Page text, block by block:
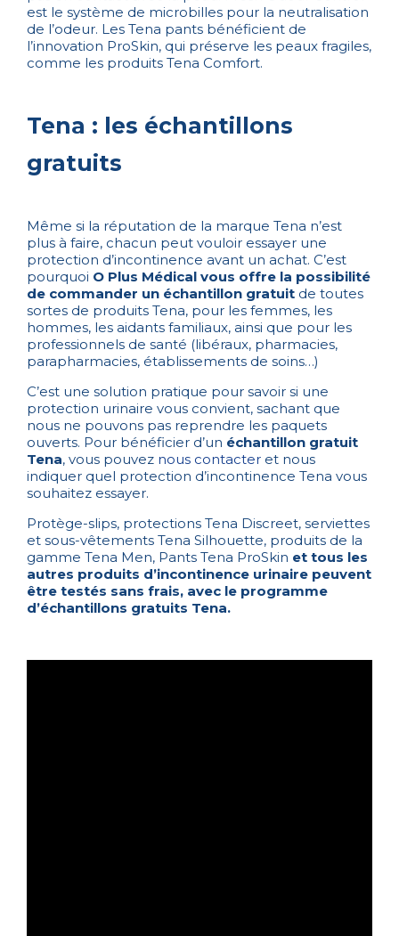
est le système de microbilles pour la neutralisation
de l’odeur. Les Tena pants bénéficient de
l’innovation ProSkin, qui préserve les peaux fragiles,
comme les produits Tena Comfort.
Tena : les échantillons
gratuits
Même si la réputation de la marque Tena n’est
plus à faire, chacun peut vouloir essayer une
protection d’incontinence avant un achat. C’est
pourquoi O Plus Médical vous offre la possibilité
de commander un échantillon gratuit de toutes
sortes de produits Tena, pour les femmes, les
hommes, les aidants familiaux, ainsi que pour les
professionnels de santé (libéraux, pharmacies,
parapharmacies, établissements de soins…)
C’est une solution pratique pour savoir si une
protection urinaire vous convient, sachant que
nous ne pouvons pas reprendre les paquets
ouverts. Pour bénéficier d’un échantillon gratuit
Tena, vous pouvez nous contacter et nous
indiquer quel protection d’incontinence Tena vous
souhaitez essayer.
Protège-slips, protections Tena Discreet, serviettes
et sous-vêtements Tena Silhouette, produits de la
gamme Tena Men, Pants Tena ProSkin et tous les
autres produits d’incontinence urinaire peuvent
être testés sans frais, avec le programme
d’échantillons gratuits Tena.